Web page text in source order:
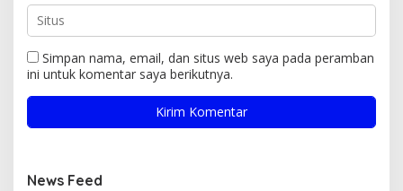
Simpan nama, email, dan situs web saya pada peramban
ini untuk komentar saya berikutnya.
News Feed